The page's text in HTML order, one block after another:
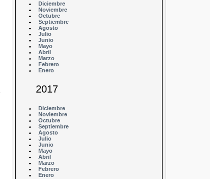
Diciembre
Noviembre
Octubre
Septiembre
Agosto
Julio
Junio
Mayo
Abril
Marzo
Febrero
Enero
2017
Diciembre
Noviembre
Octubre
Septiembre
Agosto
Julio
Junio
Mayo
Abril
Marzo
Febrero
Enero